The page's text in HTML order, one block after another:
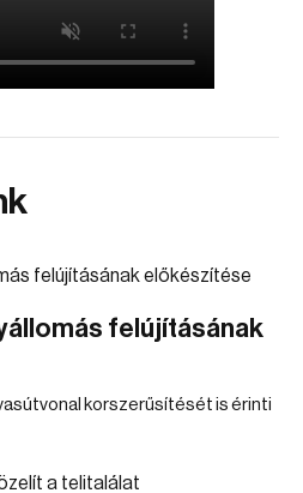
felújításának
korszerűsítését is érinti